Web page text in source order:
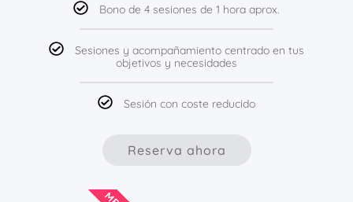
Bono de 4 sesiones de 1 hora aprox.
Sesiones y acompañamiento centrado en tus
objetivos y necesidades
Sesión con coste reducido
Reserva ahora